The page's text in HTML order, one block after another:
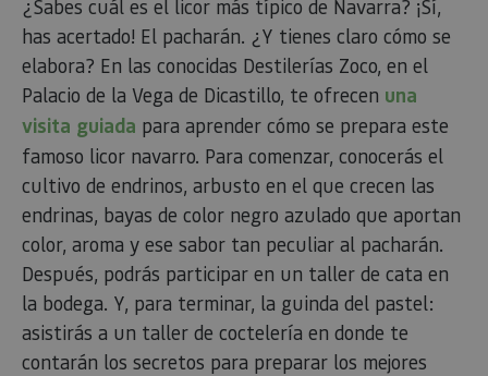
¿Sabes cuál es el licor más típico de Navarra? ¡Sí,
has acertado! El pacharán. ¿Y tienes claro cómo se
elabora? En las conocidas Destilerías Zoco, en el
Palacio de la Vega de Dicastillo, te ofrecen una
visita guiada para aprender cómo se prepara este
famoso licor navarro. Para comenzar, conocerás el
cultivo de endrinos, arbusto en el que crecen las
endrinas, bayas de color negro azulado que aportan
color, aroma y ese sabor tan peculiar al pacharán.
Después, podrás participar en un taller de cata en
la bodega. Y, para terminar, la guinda del pastel:
asistirás a un taller de coctelería en donde te
contarán los secretos para preparar los mejores